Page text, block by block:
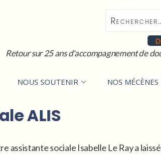
Retour sur 25 ans d'accompagnement de
NOUS SOUTENIR NOS MÉCÈNES
ALIS
assistante sociale Isabelle Le Ray a